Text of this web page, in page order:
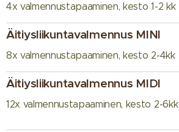
4x valmennustapaaminen, kesto 1-2 kk
Äitiysliikuntavalmennus MINI
8x valmennustapaaminen, kesto 2-4kk
Äitiysliikuntavalmennus MIDI
12x valmennustapaaminen, kesto 2-6kk